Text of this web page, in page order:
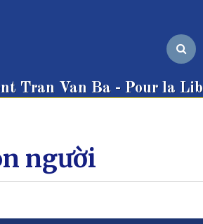
Tran Van Ba - Pour la
người